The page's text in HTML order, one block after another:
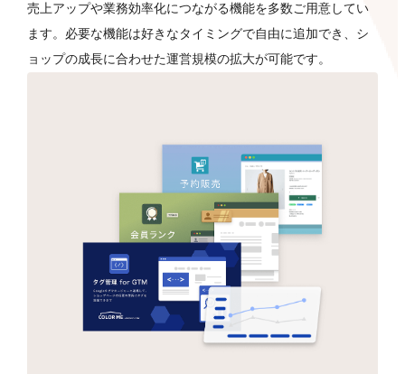
売上アップや業務効率化につながる機能を多数ご用意してい
ます。必要な機能は好きなタイミングで自由に追加でき、シ
ョップの成長に合わせた運営規模の拡大が可能です。